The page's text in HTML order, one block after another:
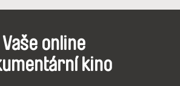
Vaše online
kino